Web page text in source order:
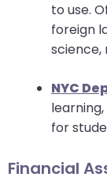
to use.
foreign
science,
NYC
for
Financial